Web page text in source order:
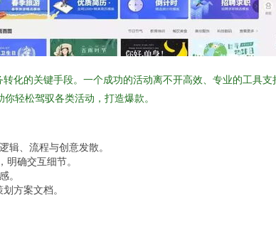
化的关键手段。一个成功的活动离不开高效、专业的工具
轻松驾驭各类活动，打造爆款。
、流程与创意发散。
确交互细节。
。
方案文档。